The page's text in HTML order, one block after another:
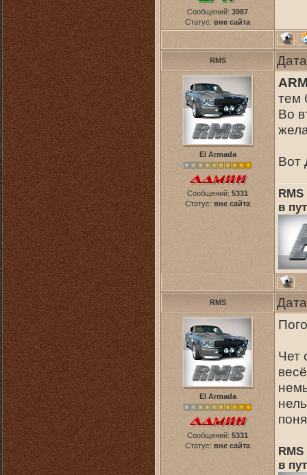
Сообщений: 3987
Статус: вне сайта
RMS
El Armada
Сообщений: 5331
Статус: вне сайта
тем
Во
Вот
в
RMS
El Armada
Сообщений: 5331
Статус: вне сайта
Чет
в